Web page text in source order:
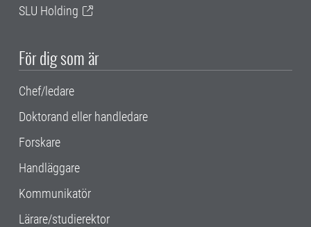
SLU Holding
För dig som är
Chef/ledare
Doktorand eller handledare
Forskare
Handläggare
Kommunikatör
Lärare/studierektor